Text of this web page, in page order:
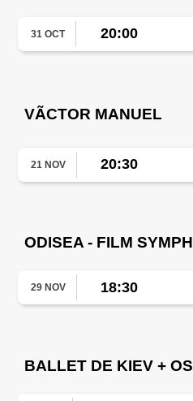
31 OCT 20:00
VÃCTOR MANUEL
21 NOV 20:30
ODISEA - FILM
29 NOV 18:30
BALLET DE KIEV +